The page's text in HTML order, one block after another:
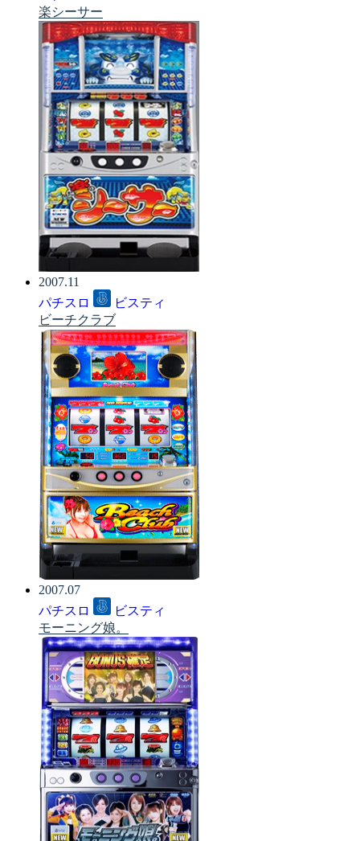
楽シーサー
2007.11
パチスロ
ビスティ
ビーチクラブ
2007.07
パチスロ
ビスティ
モーニング娘。